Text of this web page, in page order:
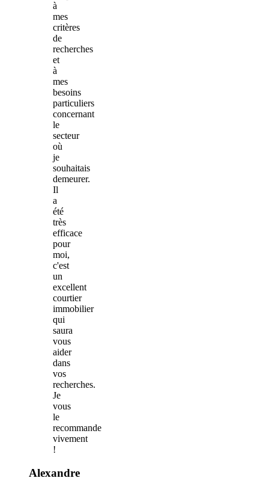
à
mes
critères
de
recherches
et
à
mes
besoins
particuliers
concernant
le
secteur
où
je
souhaitais
demeurer.
Il
a
été
très
efficace
pour
moi,
c'est
un
excellent
courtier
immobilier
qui
saura
vous
aider
dans
vos
recherches.
Je
vous
le
recommande
vivement
!
Alexandre